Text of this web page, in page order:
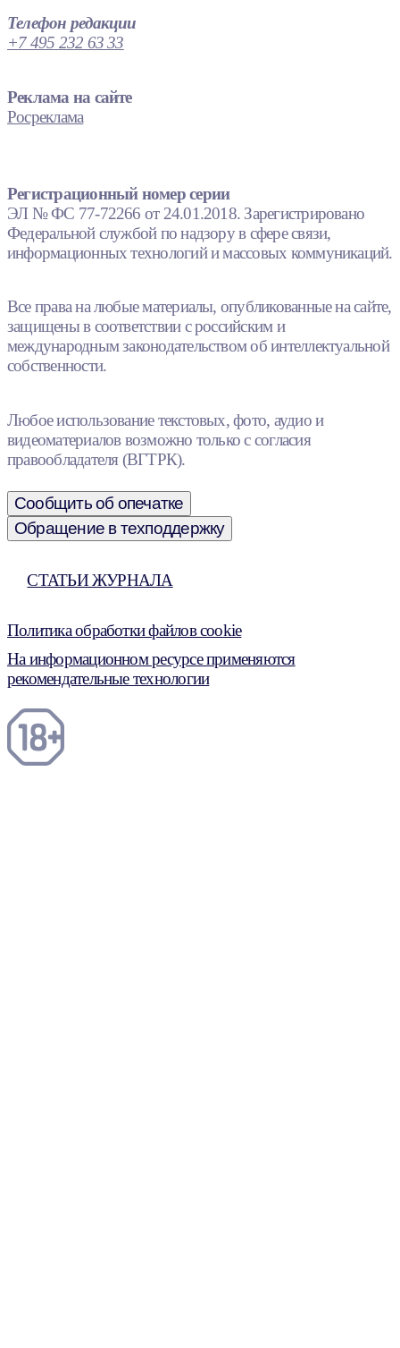
Телефон редакции
+7 495 232 63 33
Реклама на сайте
Росреклама
Регистрационный номер серии
ЭЛ № ФС 77-72266 от 24.01.2018. Зарегистрировано
Федеральной службой по надзору в сфере связи,
информационных технологий и массовых коммуникаций.
Все права на любые материалы, опубликованные на сайте,
защищены в соответствии с российским и
международным законодательством об интеллектуальной
собственности.
Любое использование текстовых, фото, аудио и
видеоматериалов возможно только с согласия
правообладателя (ВГТРК).
Сообщить об опечатке
Обращение в техподдержку
СТАТЬИ ЖУРНАЛА
Политика обработки файлов cookie
На информационном ресурсе применяются
рекомендательные технологии